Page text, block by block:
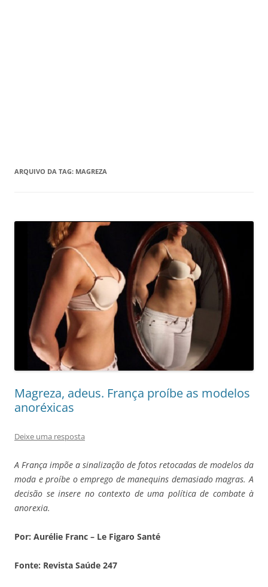
ARQUIVO DA TAG: MAGREZA
Magreza, adeus. França proíbe as modelos
anoréxicas
Deixe uma resposta
A França impõe a sinalização de fotos retocadas de modelos da
moda e proíbe o emprego de manequins demasiado magras. A
decisão se insere no contexto de uma política de combate à
anorexia.
Por: Aurélie Franc – Le Figaro Santé
Fonte: Revista Saúde 247